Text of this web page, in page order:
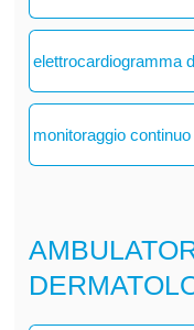
elettrocardiogramma
monitoraggio